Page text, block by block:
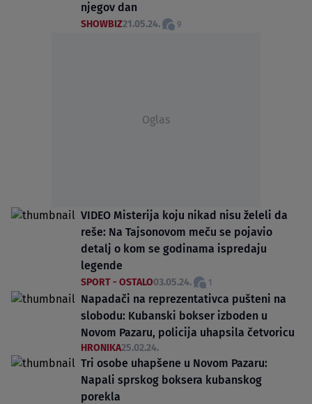
njegov dan
SHOWBIZ21.05.24. 9
Oglas
VIDEO Misterija koju nikad nisu želeli da
reše: Na Tajsonovom meču se pojavio
detalj o kom se godinama ispredaju
legende
SPORT - OSTALO03.05.24. 1
Napadači na reprezentativca pušteni na
slobodu: Kubanski bokser izboden u
Novom Pazaru, policija uhapsila četvoricu
HRONIKA25.02.24.
Tri osobe uhapšene u Novom Pazaru:
Napali sprskog boksera kubanskog
porekla